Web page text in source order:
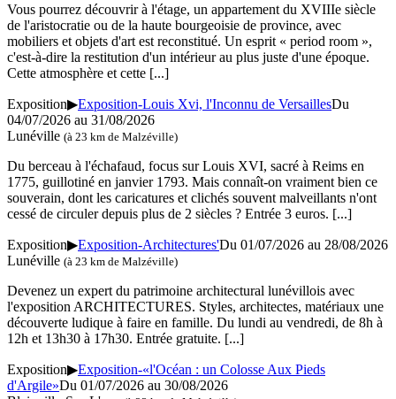
Vous pourrez découvrir à l'étage, un appartement du XVIIIe siècle
de l'aristocratie ou de la haute bourgeoisie de province, avec
mobiliers et objets d'art est reconstitué. Un esprit « period room »,
c'est-à-dire la restitution d'un intérieur au plus juste d'une époque.
Cette atmosphère et cette [...]
Exposition▶Exposition-Louis Xvi, l'Inconnu de VersaillesDu
04/07/2026 au 31/08/2026
Lunéville (à 23 km de Malzéville)
Du berceau à l'échafaud, focus sur Louis XVI, sacré à Reims en
1775, guillotiné en janvier 1793. Mais connaît-on vraiment bien ce
souverain, dont les caricatures et clichés souvent malveillants n'ont
cessé de circuler depuis plus de 2 siècles ? Entrée 3 euros. [...]
Exposition▶Exposition-Architectures'Du 01/07/2026 au 28/08/2026
Lunéville (à 23 km de Malzéville)
Devenez un expert du patrimoine architectural lunévillois avec
l'exposition ARCHITECTURES. Styles, architectes, matériaux une
découverte ludique à faire en famille. Du lundi au vendredi, de 8h à
12h et 13h30 à 17h30. Entrée gratuite. [...]
Exposition▶Exposition-«l'Océan : un Colosse Aux Pieds
d'Argile»Du 01/07/2026 au 30/08/2026